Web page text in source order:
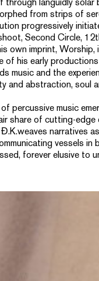
through languidly
from strips of
progressively
Second Circle, 12
own imprint, Worship,
his early
music and the
and abstraction, soul
percussive music
share of cutting-edge
Đ.K.weaves narratives
vessels in
forever elusive to